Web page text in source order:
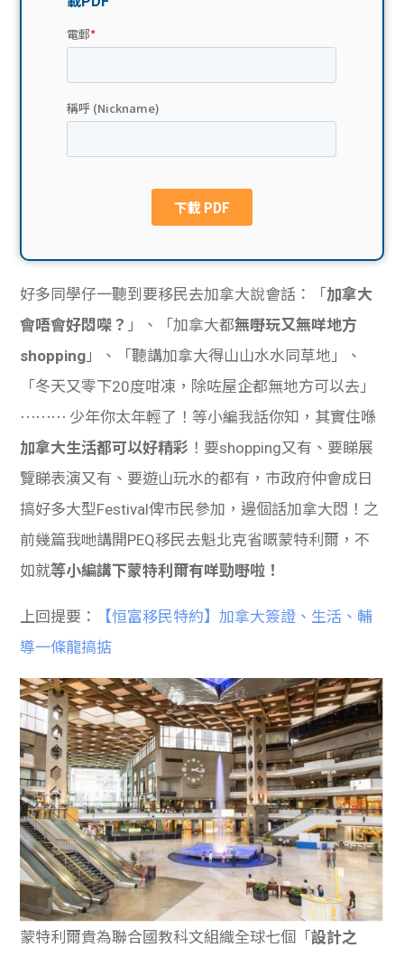
貸款
網上
私人
貸款
計數
機
ge
校園
Gui
理財
Gui
de
學生
貸款
101
好多同學仔一聽到要移民去加拿大說會話：「 加拿大
會唔會好悶㗎？ 」、「加拿大都無嘢玩又無咩地方
shopping 」、「聽講加拿大得山山水水同草地」、
「冬天又零下20度咁凍，除咗屋企都無地方可以去」
⋯⋯⋯ 少年你太年輕了！等小編我話你知，其實住喺
加拿大生活都可以好精彩 ！要shopping又有、要睇展
覽睇表演又有、要遊山玩水的都有，市政府仲會成日
搞好多大型Festival俾市民參加，邊個話加拿大悶！之
前幾篇我哋講開PEQ移民去魁北克省嘅蒙特利爾，不
如就等小編講下蒙特利爾有咩勁嘢啦！
上回提要：
【恒富移民特約】加拿大簽證、生活、輔
導一條龍搞掂
蒙特利爾貴為聯合國教科文組織全球七個「設計之